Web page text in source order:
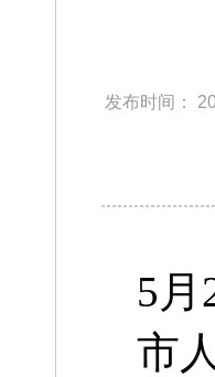
发布时间：
5月
市